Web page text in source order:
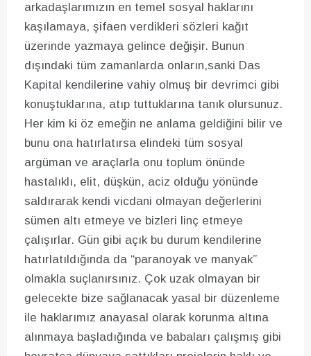
arkadaşlarımızın en temel sosyal haklarını
kaşılamaya, şifaen verdikleri sözleri kağıt
üzerinde yazmaya gelince değişir. Bunun
dışındaki tüm zamanlarda onların,sanki Das
Kapital kendilerine vahiy olmuş bir devrimci gibi
konuştuklarına, atıp tuttuklarına tanık olursunuz.
Her kim ki öz emeğin ne anlama geldiğini bilir ve
bunu ona hatırlatırsa elindeki tüm sosyal
argüman ve araçlarla onu toplum önünde
hastalıklı, elit, düşkün, aciz olduğu yönünde
saldırarak kendi vicdani olmayan değerlerini
sümen altı etmeye ve bizleri linç etmeye
çalışırlar. Gün gibi açık bu durum kendilerine
hatırlatıldığında da “paranoyak ve manyak”
olmakla suçlanırsınız. Çok uzak olmayan bir
gelecekte bize sağlanacak yasal bir düzenleme
ile haklarımız anayasal olarak korunma altına
alınmaya başladığında ve babaları çalışmış gibi